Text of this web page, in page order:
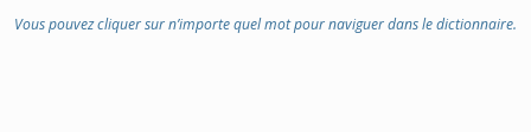
Vous pouvez cliquer sur n’importe quel mot pour naviguer dans le dictionnaire.